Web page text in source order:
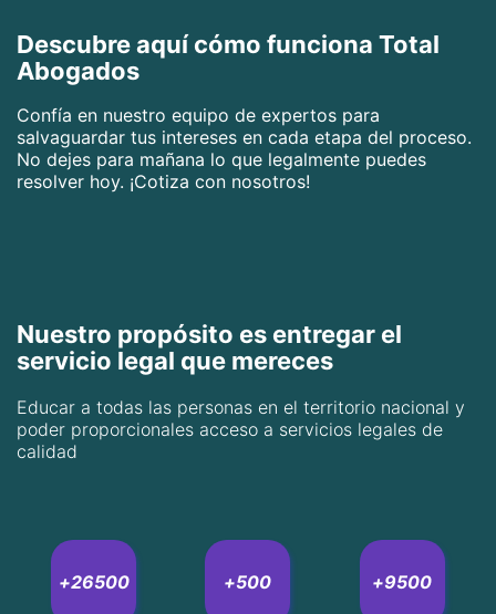
Descubre aquí cómo funciona Total
Abogados
Confía en nuestro equipo de expertos para
salvaguardar tus intereses en cada etapa del proceso.
No dejes para mañana lo que legalmente puedes
resolver hoy. ¡Cotiza con nosotros!
Nuestro propósito es entregar el
servicio legal que mereces
Educar a todas las personas en el territorio nacional y
poder proporcionales acceso a servicios legales de
calidad
+26500 +500 +9500